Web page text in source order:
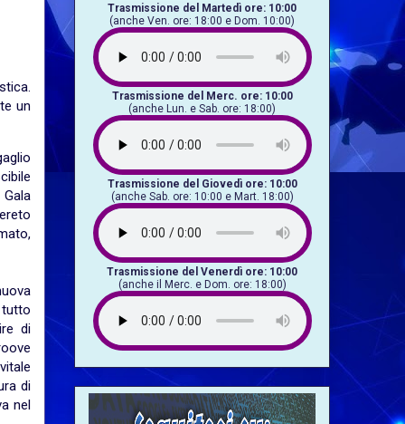
un
tutto
di
di
nel
Trasmissione del Martedì ore: 10:00
(anche Ven. ore: 18:00 e Dom. 10:00)
Trasmissione del Merc. ore: 10:00
(anche Lun. e Sab. ore: 18:00)
Trasmissione del Giovedì ore: 10:00
(anche Sab. ore: 10:00 e Mart. 18:00)
Trasmissione del Venerdì ore: 10:00
(anche il Merc. e Dom. ore: 18:00)